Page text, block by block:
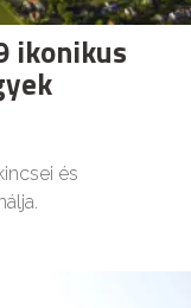
ikonikus
és